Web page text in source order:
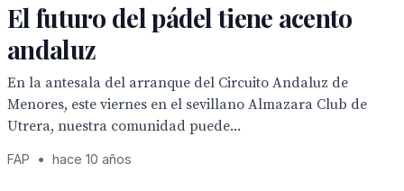
El futuro del pádel tiene acento
andaluz
En la antesala del arranque del Circuito Andaluz de
Menores, este viernes en el sevillano Almazara Club de
Utrera, nuestra comunidad puede...
FAP • hace 10 años